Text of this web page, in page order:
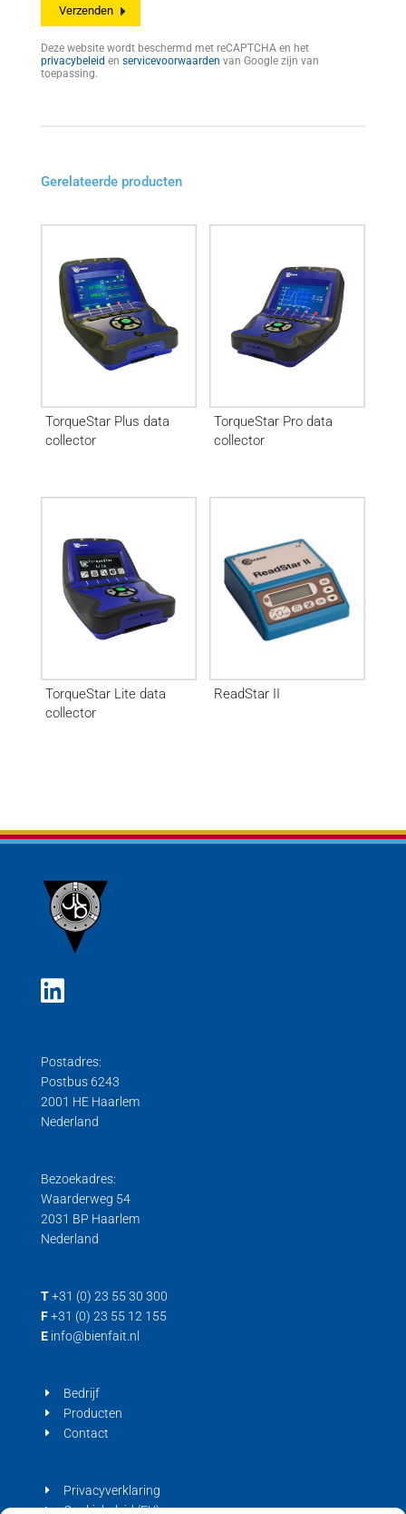
Deze website wordt beschermd met reCAPTCHA en het
privacybeleid en servicevoorwaarden van Google zijn van
toepassing.
Gerelateerde producten
TorqueStar Plus data
collector
TorqueStar Pro data
collector
TorqueStar Lite data
collector
ReadStar II
Postadres:
Postbus 6243
2001 HE Haarlem
Nederland
Bezoekadres:
Waarderweg 54
2031 BP Haarlem
Nederland
T +31 (0) 23 55 30 300
F +31 (0) 23 55 12 155
E info@bienfait.nl
Bedrijf
Producten
Contact
Privacyverklaring
Cookiebeleid (EU)